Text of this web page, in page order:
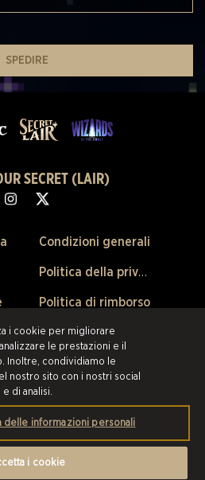
SPEDIRE
SECRET (LAIR)
Condizioni generali
Politica della privacy
Politica di rimborso
i diritti riservati. Tutti i marchi sono di
negli Stati Uniti e negli altri paesi.
e il fornitore di tutti i prodotti e i
su questo sito.
i cookie per migliorare
le prestazioni e il
Inoltre, condividiamo le
nostro sito con i nostri social
di analisi.
delle informazioni personali
i cookie